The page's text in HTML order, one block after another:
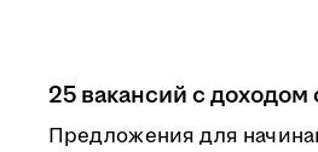
25 вакансий с
Предложения для